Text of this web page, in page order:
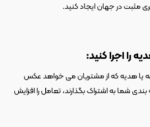
مثبت در جهان ایجاد کنید.
را اجرا کنید: